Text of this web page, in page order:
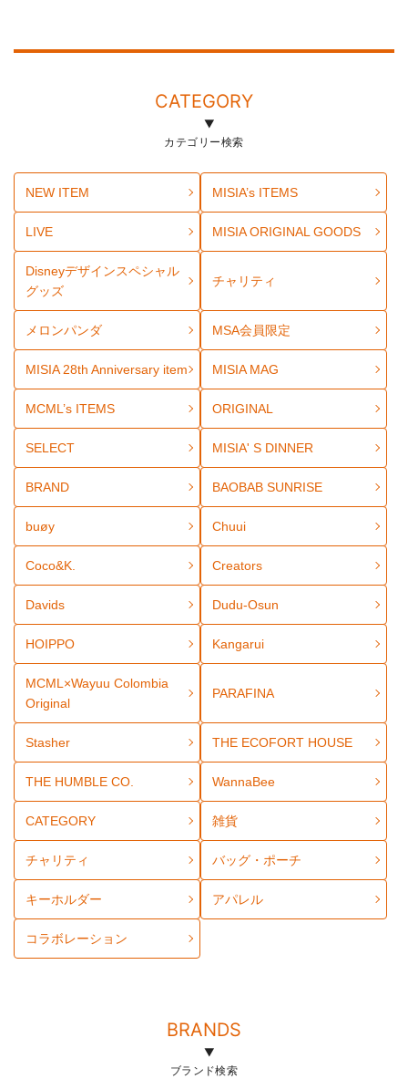
CATEGORY
カテゴリー検索
NEW ITEM MISIA’s ITEMS
LIVE MISIA ORIGINAL GOODS
Disneyデザインスペシャル
グッズ
チャリティ
メロンパンダ MSA会員限定
MISIA 28th Anniversary item MISIA MAG
MCML’s ITEMS ORIGINAL
SELECT MISIA' S DINNER
BRAND BAOBAB SUNRISE
buøy Chuui
Coco&K. Creators
Davids Dudu-Osun
HOIPPO Kangarui
MCML×Wayuu Colombia
Original
PARAFINA
Stasher THE ECOFORT HOUSE
THE HUMBLE CO. WannaBee
CATEGORY 雑貨
チャリティ バッグ・ポーチ
キーホルダー アパレル
コラボレーション
BRANDS
ブランド検索